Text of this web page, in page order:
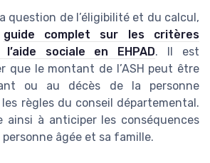
question de l’éligibilité et du calcul,
guide complet sur les critères
sociale en EHPAD. Il est
que le montant de l’ASH peut être
ou au décès de la personne
règles du conseil départemental.
ainsi à anticiper les conséquences
âgée et sa famille.